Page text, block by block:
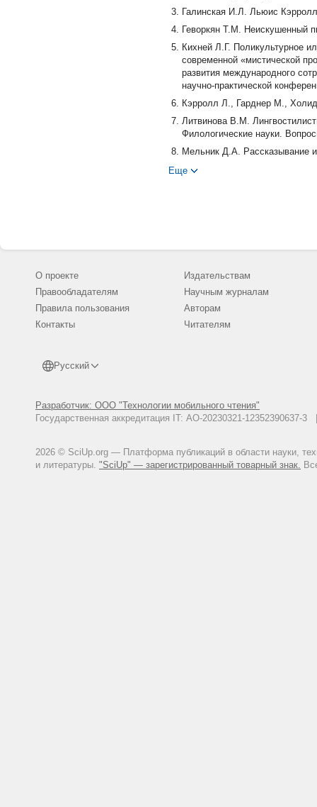
Галинская И.Л. Льюис
Геворкян Т.М. Неискушенный
Кихней Л.Г. Поликультурное
современной «мистической
развития международного
научно-практической
Кэрролл Л., Гарднер М.,
Литвинова В.М.
Филологические науки.
Мельник Д.А. Рассказывание
Соловьева Т. Дом vs.
Фатеева Н. А. Интертекст в
Holquist M. What Is a Boojum?
Priest M. Boring Formless
Bloomsbury Academic, 2013.
Еще
О проекте
Правообладателям
Правила пользования
Контакты
Русский
Разработчик: ООО "Технологии мобильного чтения"
Государственная аккредитация IT: АО-20230321-
2026 © SciUp.org — Платформа публикаций в области науки,
и литературы. "SciUp" — зарегистрированный товарный знак.
Издательствам
Научным журналам
Авторам
Читателям